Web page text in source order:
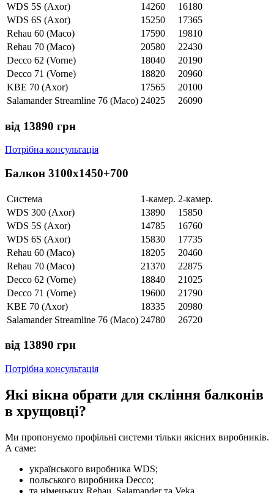
WDS 5S (Axor)
14260
16180
WDS 6S (Axor)
15250
17365
Rehau 60 (Maco)
17590
19810
Rehau 70 (Maco)
20580
22430
Decco 62 (Vorne)
18040
20190
Decco 71 (Vorne)
18820
20960
KBE 70 (Axor)
17565
20100
Salamander Streamline 76 (Maco) 24025 26090
від 13890 грн
Потрібна консультація
Балкон 3100х1450+700
Система 1-камер. 2-камер.
WDS 300 (Axor)
13890
15850
WDS 5S (Axor)
14785
16760
WDS 6S (Axor)
15830
17735
Rehau 60 (Maco)
18205
20460
Rehau 70 (Maco)
21370
22875
Decco 62 (Vorne)
18840
21025
Decco 71 (Vorne)
19600
21790
KBE 70 (Axor)
18335
20980
Salamander Streamline 76 (Maco) 24780 26720
від 13890 грн
Потрібна консультація
Які вікна обрати для скління балконів
в хрущовці?
Ми пропонуємо профільні системи тільки якісних виробників.
А саме:
українського виробника WDS;
польського виробника Decco;
та німецьких Rehau, Salamander та Veka.